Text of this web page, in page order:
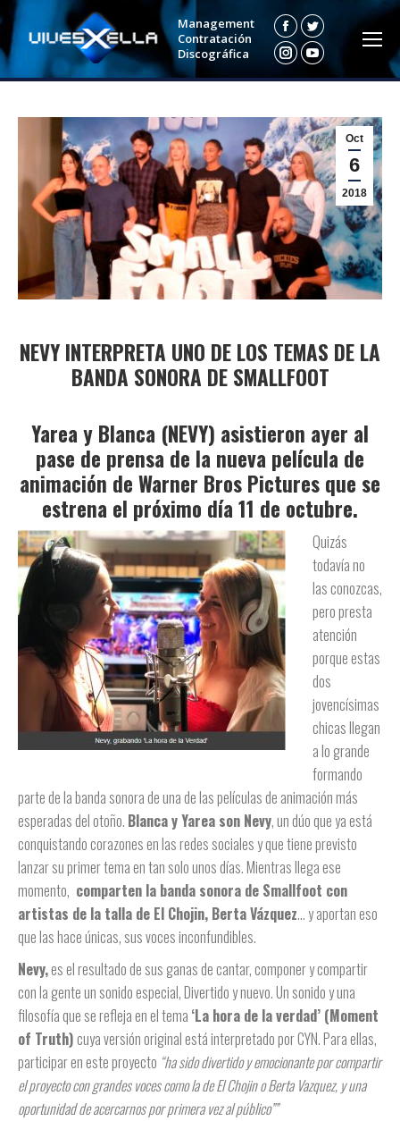
Management
Contratación
Discográfica
FacebookTwitter
Instagram
YouTube
Oct
6
2018
NEVY INTERPRETA UNO DE LOS TEMAS DE LA
BANDA SONORA DE SMALLFOOT
Yarea y Blanca (NEVY) asistieron ayer al
pase de prensa de la nueva película de
animación de Warner Bros Pictures que se
estrena el próximo día 11 de octubre.
Quizás
todavía no
las conozcas,
pero presta
atención
porque estas
dos
jovencísimas
chicas llegan
a lo grande
formando
parte de la banda sonora de una de las películas de animación más
esperadas del otoño. Blanca y Yarea son Nevy, un dúo que ya está
conquistando corazones en las redes sociales y que tiene previsto
lanzar su primer tema en tan solo unos días. Mientras llega ese
momento, comparten la banda sonora de Smallfoot con
artistas de la talla de El Chojin, Berta Vázquez… y aportan eso
que las hace únicas, sus voces inconfundibles.
Nevy,es el resultado de sus ganas de cantar, componer y compartir
con la gente un sonido especial, Divertido y nuevo. Un sonido y una
filosofía que se refleja en el tema ‘La hora de la verdad’ (Moment
of Truth)cuya versión original está interpretado por CYN. Para ellas,
participar en este proyecto “ha sido divertido y emocionante por compartir
el proyecto con grandes voces como la de El Chojin o Berta Vazquez, y una
oportunidad de acercarnos por primera vez al público””